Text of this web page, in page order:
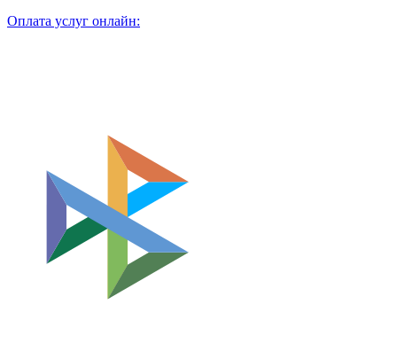
Оплата услуг онлайн: